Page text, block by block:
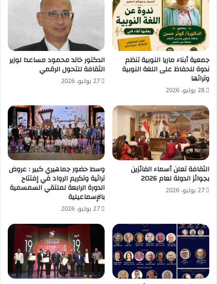
جمعية أبناء ماريا النوبية تنظم
ندوة للحفاظ على اللغة النوبية
وتراثها
28 يوليو، 2026
الدكتور خالد محمود مساعدا لوزير
الثقافة للتحول الرقمي
27 يوليو، 2026
الثقافة تعلن أسماء الفائزين
بجوائز الدولة لعام 2026
27 يوليو، 2026
وسط حضور جماهيري كبير : عروض
تراثية وتكريم الرواد في إفتتاح
الدورة الرابعة لملتقي السمسمية
بالإسماعيلية
27 يوليو، 2026